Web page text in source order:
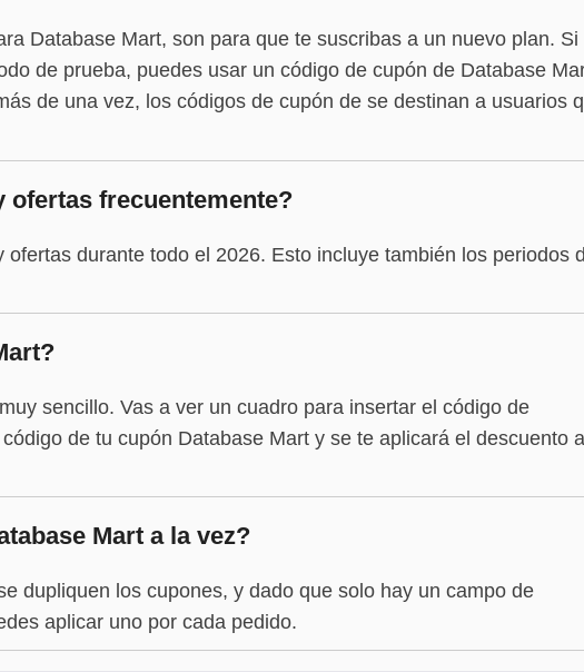
Database Mart, son para que te suscribas a un nuevo plan. Si
de prueba, puedes usar un código de cupón de Database
de una vez, los códigos de cupón de se destinan a usuarios
ofertas frecuentemente?
durante todo el 2026. Esto incluye también los periodos
sencillo. Vas a ver un cuadro para insertar el código de
de tu cupón Database Mart y se te aplicará el descuento al
Mart a la vez?
dupliquen los cupones, y dado que solo hay un campo de
aplicar uno por cada pedido.